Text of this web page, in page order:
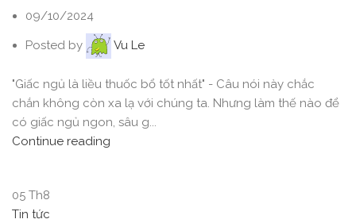
09/10/2024
Posted by Vu Le
"Giấc ngủ là liều thuốc bổ tốt nhất" - Câu nói này chắc
chắn không còn xa lạ với chúng ta. Nhưng làm thế nào để
có giấc ngủ ngon, sâu g...
Continue reading
05 Th8
Tin tức